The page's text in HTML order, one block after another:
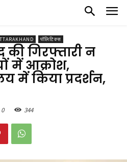
पॉलिटिक्स
की गिरफ्तारी न
में आक्रोश,
में किया प्रदर्शन,
0 344